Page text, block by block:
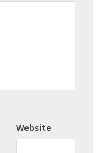
Website